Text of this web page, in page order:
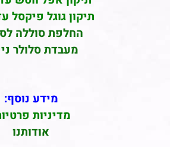
תיקון גוגל פיקסל
החלפת סוללה
מעבדת סלולר
מידע נוסף:
מדיניות
אודותנו